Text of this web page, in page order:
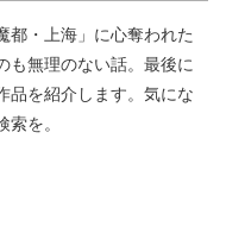
都・上海」に心奪われた
も無理のない話。最後に
品を紹介します。気にな
を。